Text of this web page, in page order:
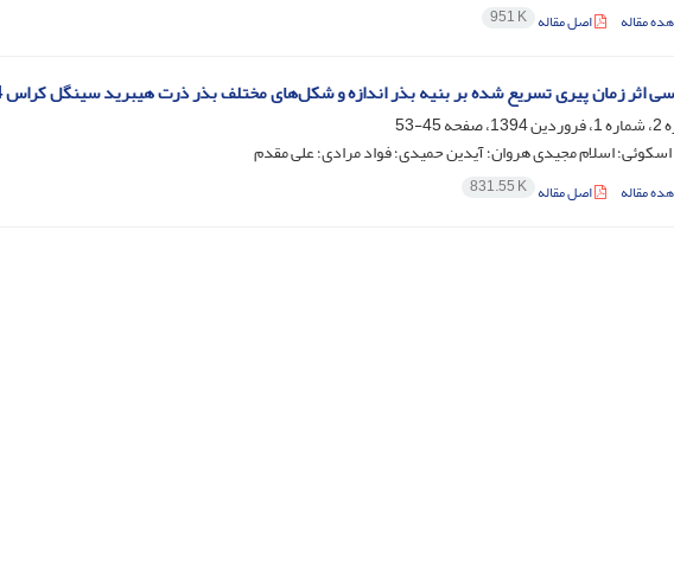
مقاله اصل مقاله 951 K
اثر زمان پیری تسریع شده بر بنیه بذر اندازه و شکل‌های مختلف بذر ذرت هیبرید سینگل کراس 704
صفحه
45-53
اسکوئی؛ اسلام مجیدی هروان؛ آیدین حمیدی؛ فواد مرادی؛ علی مقدم
مقاله اصل مقاله 831.55 K